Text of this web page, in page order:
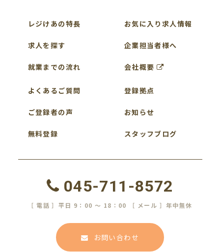
レジけあの特長
求人を探す
就業までの流れ
よくあるご質問
ご登録者の声
無料登録
お気に入り求人情報
企業担当者様へ
会社概要
登録拠点
お知らせ
スタッフブログ
045-711-8572
［ 電話 ］平日 9：00 ～ 18：00 ［ メール ］年中無休
お問い合わせ